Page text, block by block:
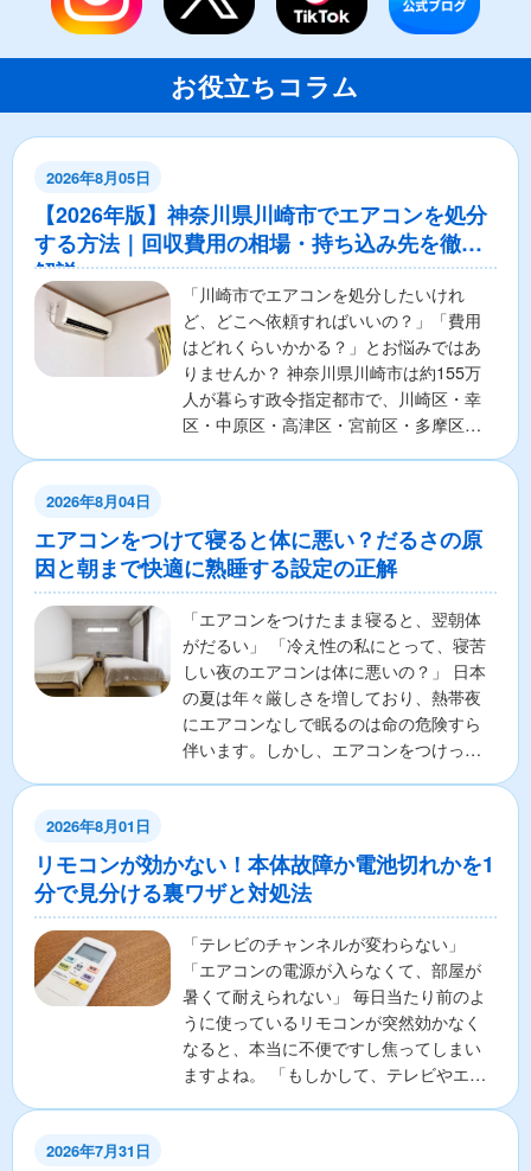
お役立ちコラム
2026年8月05日
【2026年版】神奈川県川崎市でエアコンを処分
する方法｜回収費用の相場・持ち込み先を徹底
解説
「川崎市でエアコンを処分したいけれ
ど、どこへ依頼すればいいの？」「費用
はどれくらいかかる？」とお悩みではあ
りませんか？ 神奈川県川崎市は約155万
人が暮らす政令指定都市で、川崎区・幸
区・中原区・高津区・宮前区・多摩区・
2026年8月04日
エアコンをつけて寝ると体に悪い？だるさの原
因と朝まで快適に熟睡する設定の正解
「エアコンをつけたまま寝ると、翌朝体
がだるい」 「冷え性の私にとって、寝苦
しい夜のエアコンは体に悪いの？」 日本
の夏は年々厳しさを増しており、熱帯夜
にエアコンなしで眠るのは命の危険すら
伴います。しかし、エアコンをつけっぱ
2026年8月01日
リモコンが効かない！本体故障か電池切れかを1
分で見分ける裏ワザと対処法
「テレビのチャンネルが変わらない」
「エアコンの電源が入らなくて、部屋が
暑くて耐えられない」 毎日当たり前のよ
うに使っているリモコンが突然効かなく
なると、本当に不便ですし焦ってしまい
ますよね。 「もしかして、テレビやエア
2026年7月31日